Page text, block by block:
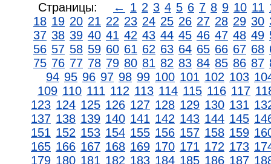
Страницы: ← 1 2 3 4 5 6 7 8 9 10 11
18 19 20 21 22 23 24 25 26 27 28 29 30
37 38 39 40 41 42 43 44 45 46 47 48 49
56 57 58 59 60 61 62 63 64 65 66 67 68
75 76 77 78 79 80 81 82 83 84 85 86 87
94 95 96 97 98 99 100 101 102 103
109 110 111 112 113 114 115 116 117
123 124 125 126 127 128 129 130 131
137 138 139 140 141 142 143 144 145
151 152 153 154 155 156 157 158 159
165 166 167 168 169 170 171 172 173
179 180 181 182 183 184 185 186 187